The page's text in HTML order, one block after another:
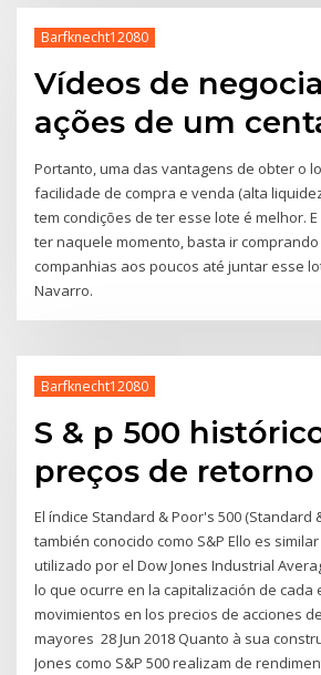
Barfknecht12080
Vídeos de
ações de um
Portanto, uma das vantagens de obter o
facilidade de compra e venda (alta
tem condições de ter esse lote é melhor.
ter naquele momento, basta ir
companhias aos poucos até juntar esse
Navarro.
Barfknecht12080
S & p 500
preços de
El índice Standard & Poor's 500 (Standard
también conocido como S&P Ello es
utilizado por el Dow Jones Industrial
lo que ocurre en la capitalización de cada
movimientos en los precios de acciones
mayores 28 Jun 2018 Quanto à sua
Jones como S&P 500 realizam de